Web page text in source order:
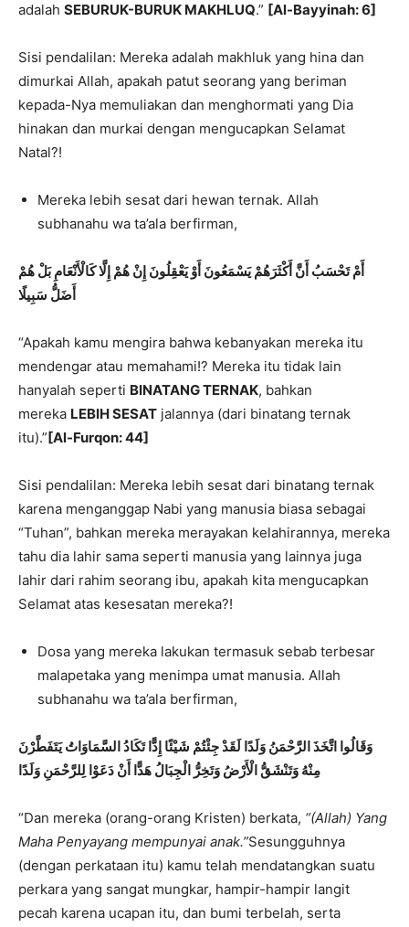
adalah SEBURUK-BURUK MAKHLUQ.” [Al-Bayyinah: 6]
Sisi pendalilan: Mereka adalah makhluk yang hina dan
dimurkai Allah, apakah patut seorang yang beriman
kepada-Nya memuliakan dan menghormati yang Dia
hinakan dan murkai dengan mengucapkan Selamat
Natal?!
Mereka lebih sesat dari hewan ternak. Allah
subhanahu wa ta’ala berfirman,
أَمْ تَحْسَبُ أَنَّ أَكْثَرَهُمْ يَسْمَعُونَ أَوْ يَعْقِلُونَ إِنْ هُمْ إِلَّا كَالْأَنْعَامِ بَلْ هُمْ
أَضَلُّ سَبِيلًا
“Apakah kamu mengira bahwa kebanyakan mereka itu
mendengar atau memahami!? Mereka itu tidak lain
hanyalah seperti BINATANG TERNAK, bahkan
mereka LEBIH SESAT jalannya (dari binatang ternak
itu).” [Al-Furqon: 44]
Sisi pendalilan: Mereka lebih sesat dari binatang ternak
karena menganggap Nabi yang manusia biasa sebagai
“Tuhan”, bahkan mereka merayakan kelahirannya, mereka
tahu dia lahir sama seperti manusia yang lainnya juga
lahir dari rahim seorang ibu, apakah kita mengucapkan
Selamat atas kesesatan mereka?!
Dosa yang mereka lakukan termasuk sebab terbesar
malapetaka yang menimpa umat manusia. Allah
subhanahu wa ta’ala berfirman,
وَقَالُوا اتَّخَذَ الرَّحْمَنُ وَلَدًا لَقَدْ جِئْتُمْ شَيْئًا إِدًّا تَكَادُ السَّمَاوَاتُ يَتَفَطَّرْنَ
مِنْهُ وَتَنْشَقُّ الْأَرْضُ وَتَخِرُّ الْجِبَالُ هَدًّا أَنْ دَعَوْا لِلرَّحْمَنِ وَلَدًا
“Dan mereka (orang-orang Kristen) berkata, “(Allah) Yang
Maha Penyayang mempunyai anak.”Sesungguhnya
(dengan perkataan itu) kamu telah mendatangkan suatu
perkara yang sangat mungkar, hampir-hampir langit
pecah karena ucapan itu, dan bumi terbelah, serta